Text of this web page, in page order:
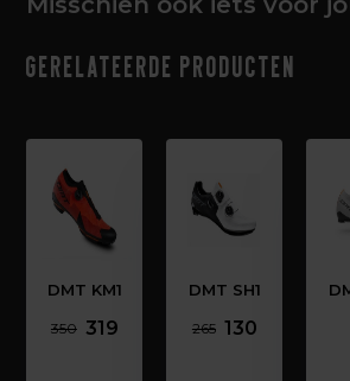
Gerelateerde producten
DMT KM1
350 319
DMT SH1
265 130